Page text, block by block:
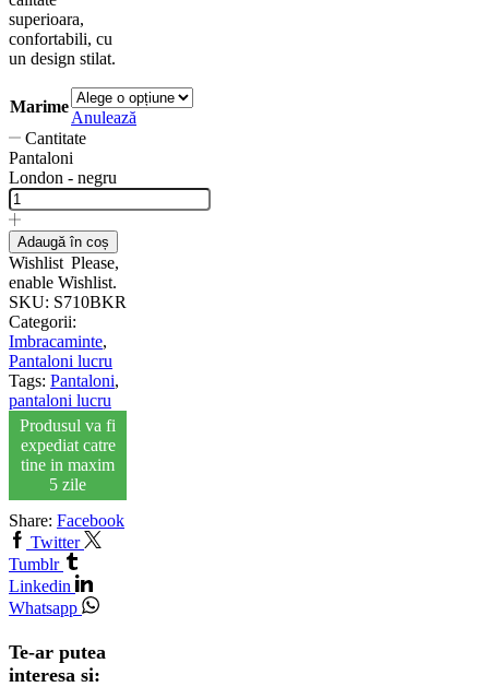
superioara,
confortabili, cu
un design stilat.
Marime
Anulează
Cantitate
Pantaloni
London - negru
Adaugă în coș
Wishlist Please,
enable Wishlist.
SKU: S710BKR
Categorii:
Imbracaminte,
Pantaloni lucru
Tags: Pantaloni,
pantaloni lucru
Produsul va fi
expediat catre
tine in maxim
5 zile
Share: Facebook
Twitter
Tumblr
Linkedin
Whatsapp
Te-ar putea
interesa si: